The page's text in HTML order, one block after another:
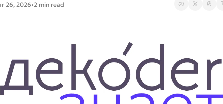
26, 2026•2 min read